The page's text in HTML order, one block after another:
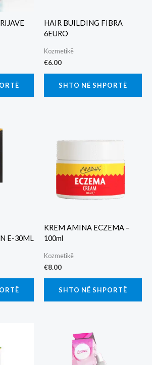
HAIR BUILDING FIBRA
6EURO
Kozmetikë
€6.00
SHTO NË SHPORTË
E-30ML
KREM AMINA ECZEMA –
100ml
Kozmetikë
€8.00
SHTO NË SHPORTË